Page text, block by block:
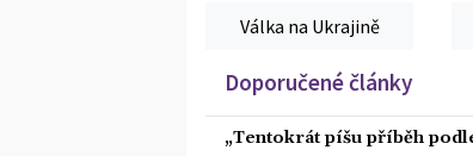
Válka na Ukrajině
Doporučené články
„Tentokrát píšu příběh